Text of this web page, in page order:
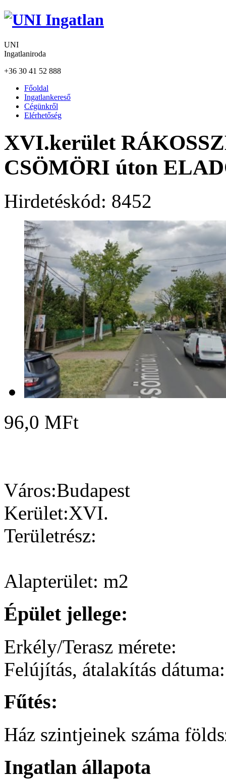
UNI
Ingatlaniroda
+36 30 41 52 888
Főoldal
Ingatlankereső
Cégünkről
Elérhetőség
XVI.kerület
CSÖMÖRI úton
Hirdetéskód: 8452
96,0 MFt
Város:Budapest
Kerület:XVI.
Területrész:
Alapterület: m2
Épület jellege:
Erkély/Terasz mérete:
Felújítás, átalakítás dátuma:
Fűtés:
Ház szintjeinek száma
Ingatlan állapota